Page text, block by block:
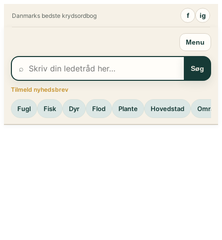
Danmarks bedste krydsordbog f ig
Menu
⌕ Søg
Tilmeld nyhedsbrev
Fugl Fisk Dyr Flod Plante Hovedstad Område